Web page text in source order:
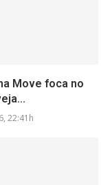
Move foca no
22:41h